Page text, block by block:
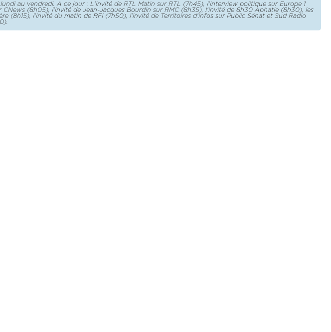
au vendredi. A ce jour : L'invité de RTL Matin sur RTL (7h45), l'interview politique sur Europe 1
(8h05), l'invité de Jean-Jacques Bourdin sur RMC (8h35), l'invité de 8h30 Aphatie (8h30), les
(8h15), l'invité du matin de RFI (7h50), l'invité de Territoires d'infos sur Public Sénat et Sud Radio